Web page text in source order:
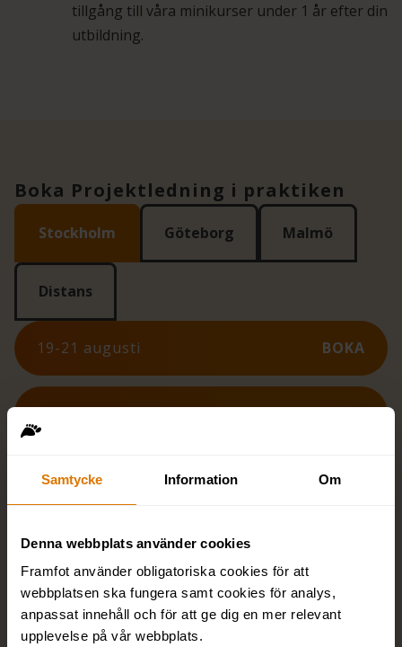
Samtycke Information Om
Denna webbplats använder cookies
Framfot använder obligatoriska cookies för att
webbplatsen ska fungera samt cookies för analys,
anpassat innehåll och för att ge dig en mer relevant
upplevelse på vår webbplats.
tillgång till våra minikurser under 1 år efter din
utbildning.
Boka Projektledning i praktiken
Stockholm Göteborg Malmö
Distans
19-21 augusti BOKA
21-23 september BOKA
6-8 oktober BOKA
Utbildningsupplägg